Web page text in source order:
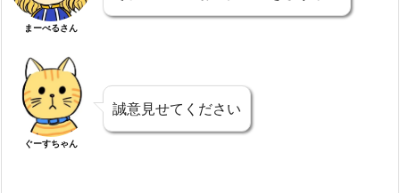
まーべるさん
ぐーすちゃん
誠意見せてください